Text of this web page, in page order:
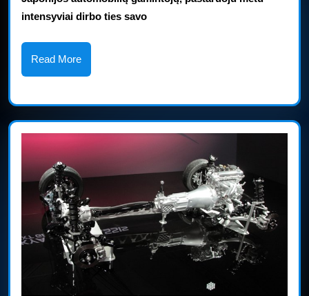
rezultatų
intensyviai dirbo ties savo
Read MoreRead
More